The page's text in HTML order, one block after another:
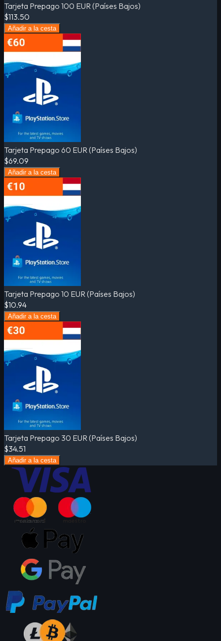
Tarjeta Prepago 100 EUR (Países Bajos)
$113.50
Añadir a la cesta
Tarjeta Prepago 60 EUR (Países Bajos)
$69.09
Añadir a la cesta
Tarjeta Prepago 10 EUR (Países Bajos)
$10.94
Añadir a la cesta
Tarjeta Prepago 30 EUR (Países Bajos)
$34.51
Añadir a la cesta